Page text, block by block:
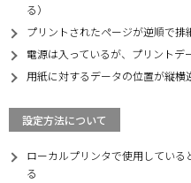
る）
プリントされたページが逆順で排
電源は入っているが、プリントデ
用紙に対するデータの位置が縦横
設定方法について
ローカルプリンタで使用してい
る